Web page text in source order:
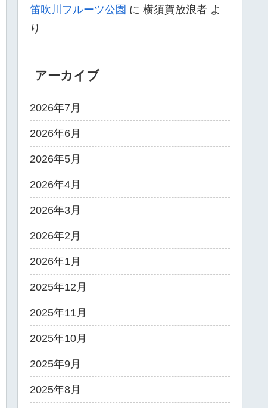
笛吹川フルーツ公園 に 横須賀放浪者 よ
り
アーカイブ
2026年7月
2026年6月
2026年5月
2026年4月
2026年3月
2026年2月
2026年1月
2025年12月
2025年11月
2025年10月
2025年9月
2025年8月